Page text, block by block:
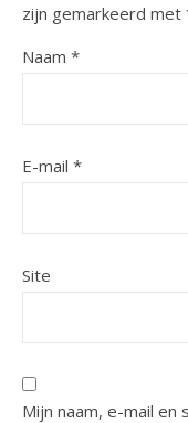
zijn gemarkeerd met
Naam *
E-mail *
Site
Mijn naam, e-mail